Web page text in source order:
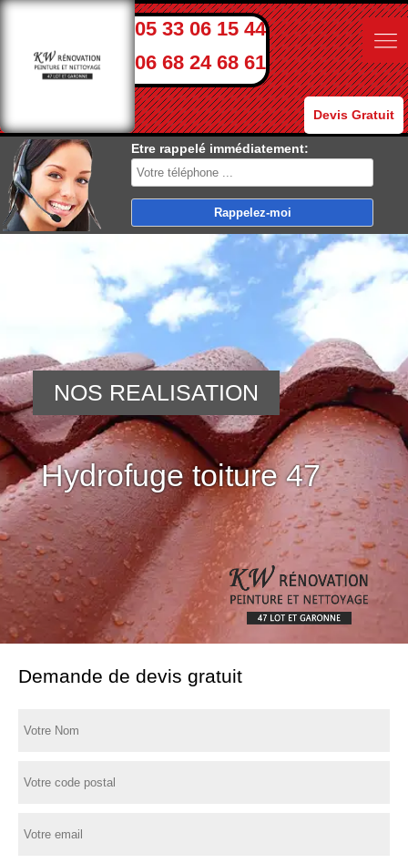
05 33 06 15 44
06 68 24 68 61
Devis Gratuit
Etre rappelé immédiatement:
Hydrofuge toiture 47
NOS REALISATION
Demande de devis gratuit